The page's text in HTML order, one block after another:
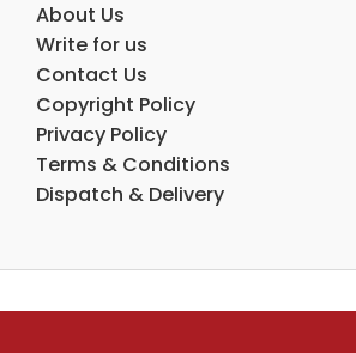
About Us
Write for us
Contact Us
Copyright Policy
Privacy Policy
Terms & Conditions
Dispatch & Delivery